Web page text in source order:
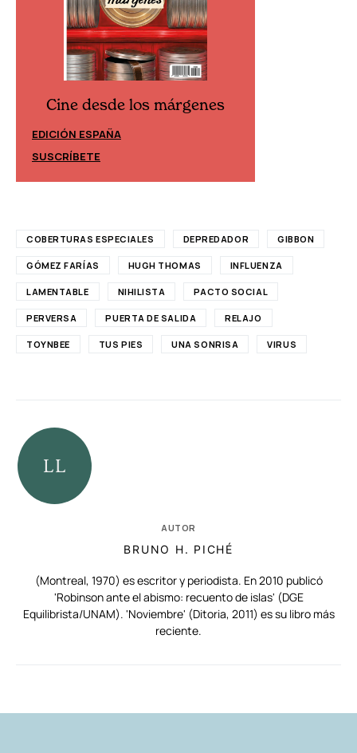
Cine desde los márgenes
EDICIÓN ESPAÑA
SUSCRÍBETE
COBERTURAS ESPECIALES DEPREDADOR GIBBON
GÓMEZ FARÍAS HUGH THOMAS INFLUENZA
LAMENTABLE NIHILISTA PACTO SOCIAL
PERVERSA PUERTA DE SALIDA RELAJO
TOYNBEE TUS PIES UNA SONRISA VIRUS
AUTOR
BRUNO H. PICHÉ
(Montreal, 1970) es escritor y periodista. En 2010 publicó
'Robinson ante el abismo: recuento de islas' (DGE
Equilibrista/UNAM). 'Noviembre' (Ditoria, 2011) es su libro más
reciente.